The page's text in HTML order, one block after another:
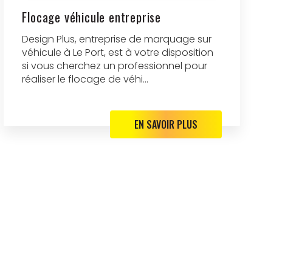
Flocage véhicule entreprise
Design Plus, entreprise de marquage sur
véhicule à Le Port, est à votre disposition
si vous cherchez un professionnel pour
réaliser le flocage de véhi...
EN SAVOIR PLUS